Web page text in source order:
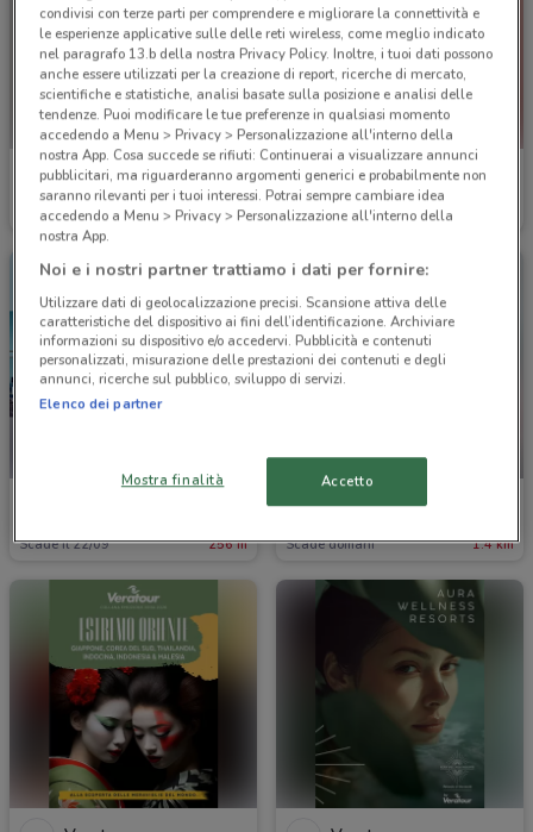
Alpitour
Scade il 31/12 164 m
Alpitour
Scade il 31/12
Scade il 22/09 256 m
Eurospin Viaggi
Scade domani 1.4 km
condivisi con terze parti per comprendere e migliorare la connettività e
le esperienze applicative sulle delle reti wireless, come meglio indicato
nel paragrafo 13.b della nostra Privacy Policy. Inoltre, i tuoi dati possono
anche essere utilizzati per la creazione di report, ricerche di mercato,
scientifiche e statistiche, analisi basate sulla posizione e analisi delle
tendenze. Puoi modificare le tue preferenze in qualsiasi momento
accedendo a Menu > Privacy > Personalizzazione all'interno della
nostra App. Cosa succede se rifiuti: Continuerai a visualizzare annunci
pubblicitari, ma riguarderanno argomenti generici e probabilmente non
saranno rilevanti per i tuoi interessi. Potrai sempre cambiare idea
accedendo a Menu > Privacy > Personalizzazione all'interno della
nostra App.
Noi e i nostri partner trattiamo i dati per fornire:
Utilizzare dati di geolocalizzazione precisi. Scansione attiva delle
caratteristiche del dispositivo ai fini dell’identificazione. Archiviare
informazioni su dispositivo e/o accedervi. Pubblicità e contenuti
personalizzati, misurazione delle prestazioni dei contenuti e degli
annunci, ricerche sul pubblico, sviluppo di servizi.
Elenco dei partner
Mostra finalità Accetto